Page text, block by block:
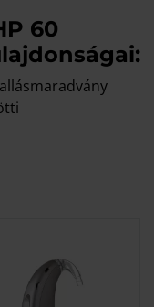
60